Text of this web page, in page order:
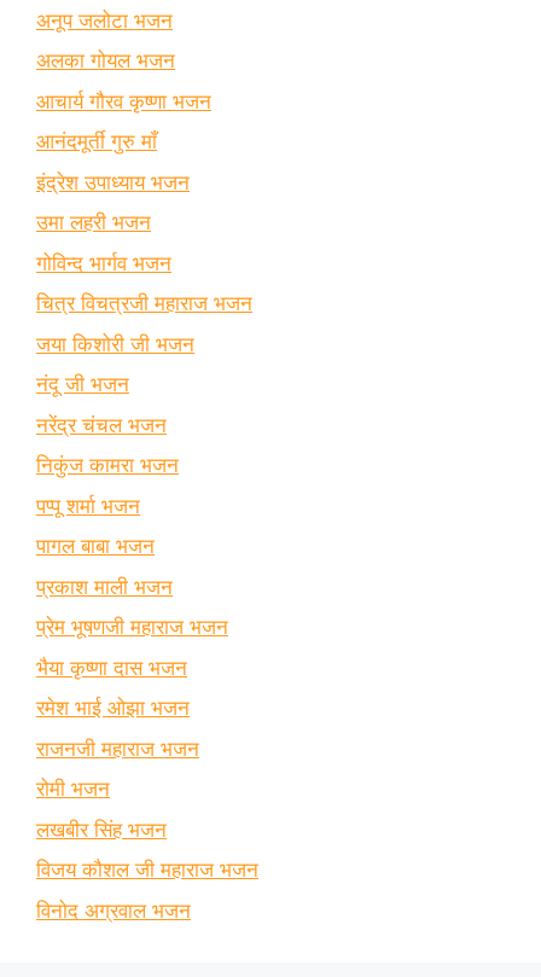
अनूप जलोटा भजन
अलका गोयल भजन
आचार्य गौरव कृष्णा भजन
आनंदमूर्ती गुरु माँ
इंद्रेश उपाध्याय भजन
उमा लहरी भजन
गोविन्द भार्गव भजन
चित्र विचत्रजी महाराज भजन
जया किशोरी जी भजन
नंदू जी भजन
नरेंद्र चंचल भजन
निकुंज कामरा भजन
पप्पू शर्मा भजन
पागल बाबा भजन
प्रकाश माली भजन
प्रेम भूषणजी महाराज भजन
भैया कृष्णा दास भजन
रमेश भाई ओझा भजन
राजनजी महाराज भजन
रोमी भजन
लखबीर सिंह भजन
विजय कौशल जी महाराज भजन
विनोद अग्रवाल भजन